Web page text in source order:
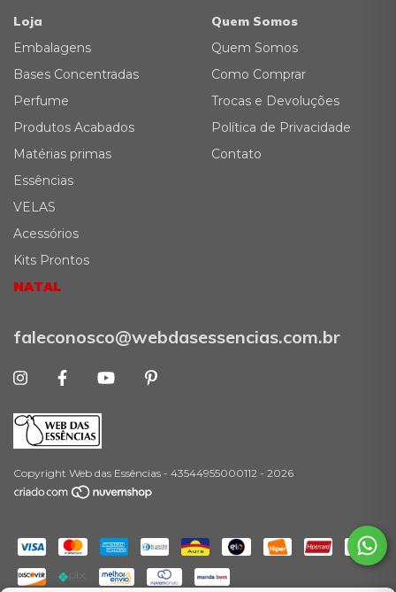
Loja
Embalagens
Bases Concentradas
Perfume
Produtos Acabados
Matérias primas
Essências
VELAS
Acessórios
Kits Prontos
NATAL
Quem Somos
Quem Somos
Como Comprar
Trocas e Devoluções
Política de Privacidade
Contato
faleconosco@webdasessencias.com.br
Copyright Web das Essências - 43544955000112 - 2026